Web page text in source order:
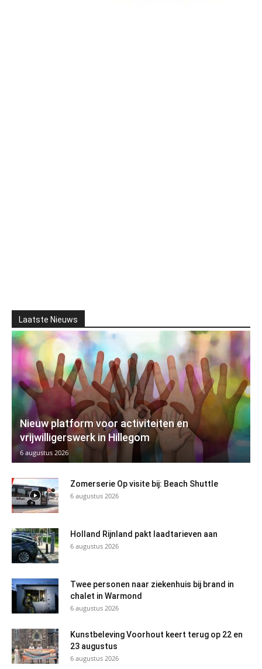
Laatste Nieuws
Nieuw platform voor activiteiten en
vrijwilligerswerk in Hillegom
6 augustus 2026
Zomerserie Op visite bij: Beach Shuttle
6 augustus 2026
Holland Rijnland pakt laadtarieven aan
6 augustus 2026
Twee personen naar ziekenhuis bij brand in
chalet in Warmond
6 augustus 2026
Kunstbeleving Voorhout keert terug op 22 en
23 augustus
6 augustus 2026